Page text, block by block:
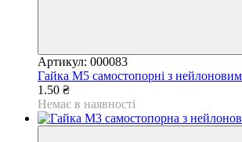
Артикул: 000083
Гайка М5 самостопорні з
1.50 ₴
Немає в наявності